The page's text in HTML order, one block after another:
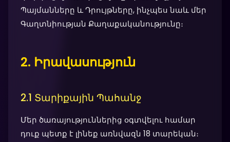
Պայմանները և Դրույթները, ինչպես նաև մեր
Գաղտնիության Քաղաքականությունը։
2. Իրավասություն
2.1 Տարիքային Պահանջ
Մեր ծառայություններից օգտվելու համար
դուք պետք է լինեք առնվազն 18 տարեկան։